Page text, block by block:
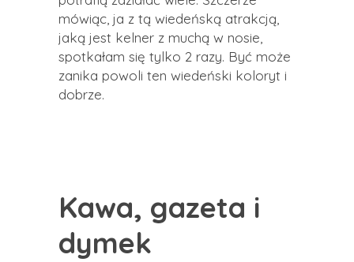
mówiąc, ja z tą wiedeńską atrakcją,
jaką jest kelner z muchą w nosie,
spotkałam się tylko 2 razy. Być może
zanika powoli ten wiedeński koloryt i
dobrze.
Kawa, gazeta i
dymek